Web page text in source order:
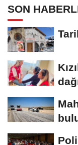
SON